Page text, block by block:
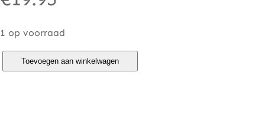
1 op voorraad
Toevoegen aan winkelwagen